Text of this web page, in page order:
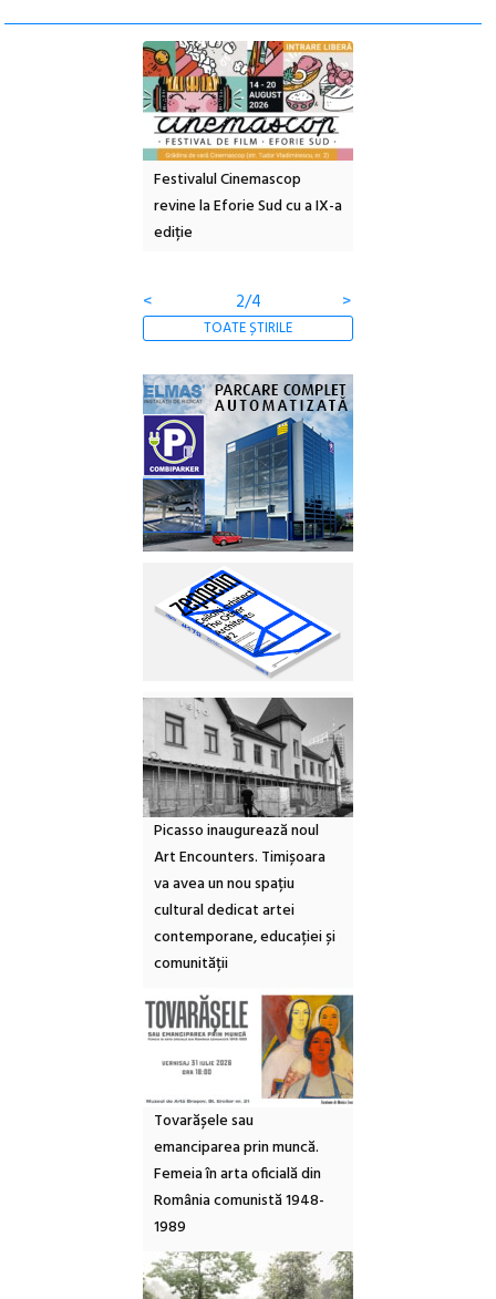
Festivalul Cinemascop
revine la Eforie Sud cu a IX-a
ediție
<
2/4 >
TOATE ȘTIRILE
Picasso inaugurează noul
Art Encounters. Timișoara
va avea un nou spațiu
cultural dedicat artei
contemporane, educației și
comunității
Tovarășele sau
emanciparea prin muncă.
Femeia în arta oficială din
România comunistă 1948-
1989